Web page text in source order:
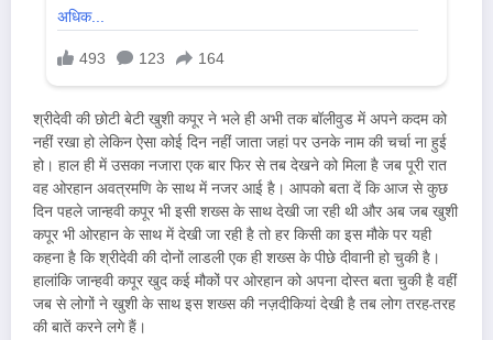
श्रीदेवी की छोटी बेटी खुशी कपूर ने भले ही अभी तक बॉलीवुड में अपने कदम को
नहीं रखा हो लेकिन ऐसा कोई दिन नहीं जाता जहां पर उनके नाम की चर्चा ना हुई
हो। हाल ही में उसका नजारा एक बार फिर से तब देखने को मिला है जब पूरी रात
वह ओरहान अवत्रमणि के साथ में नजर आई है। आपको बता दें कि आज से कुछ
दिन पहले जान्हवी कपूर भी इसी शख्स के साथ देखी जा रही थी और अब जब खुशी
कपूर भी ओरहान के साथ में देखी जा रही है तो हर किसी का इस मौके पर यही
कहना है कि श्रीदेवी की दोनों लाडली एक ही शख्स के पीछे दीवानी हो चुकी है।
हालांकि जान्हवी कपूर खुद कई मौकों पर ओरहान को अपना दोस्त बता चुकी है वहीं
जब से लोगों ने खुशी के साथ इस शख्स की नज़दीकियां देखी है तब लोग तरह-तरह
की बातें करने लगे हैं।